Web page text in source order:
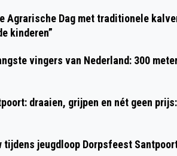
Agrarische Dag met traditionele
kinderen”
vingers van Nederland: 300
draaien, grijpen en nét geen
jeugdloop Dorpsfeest